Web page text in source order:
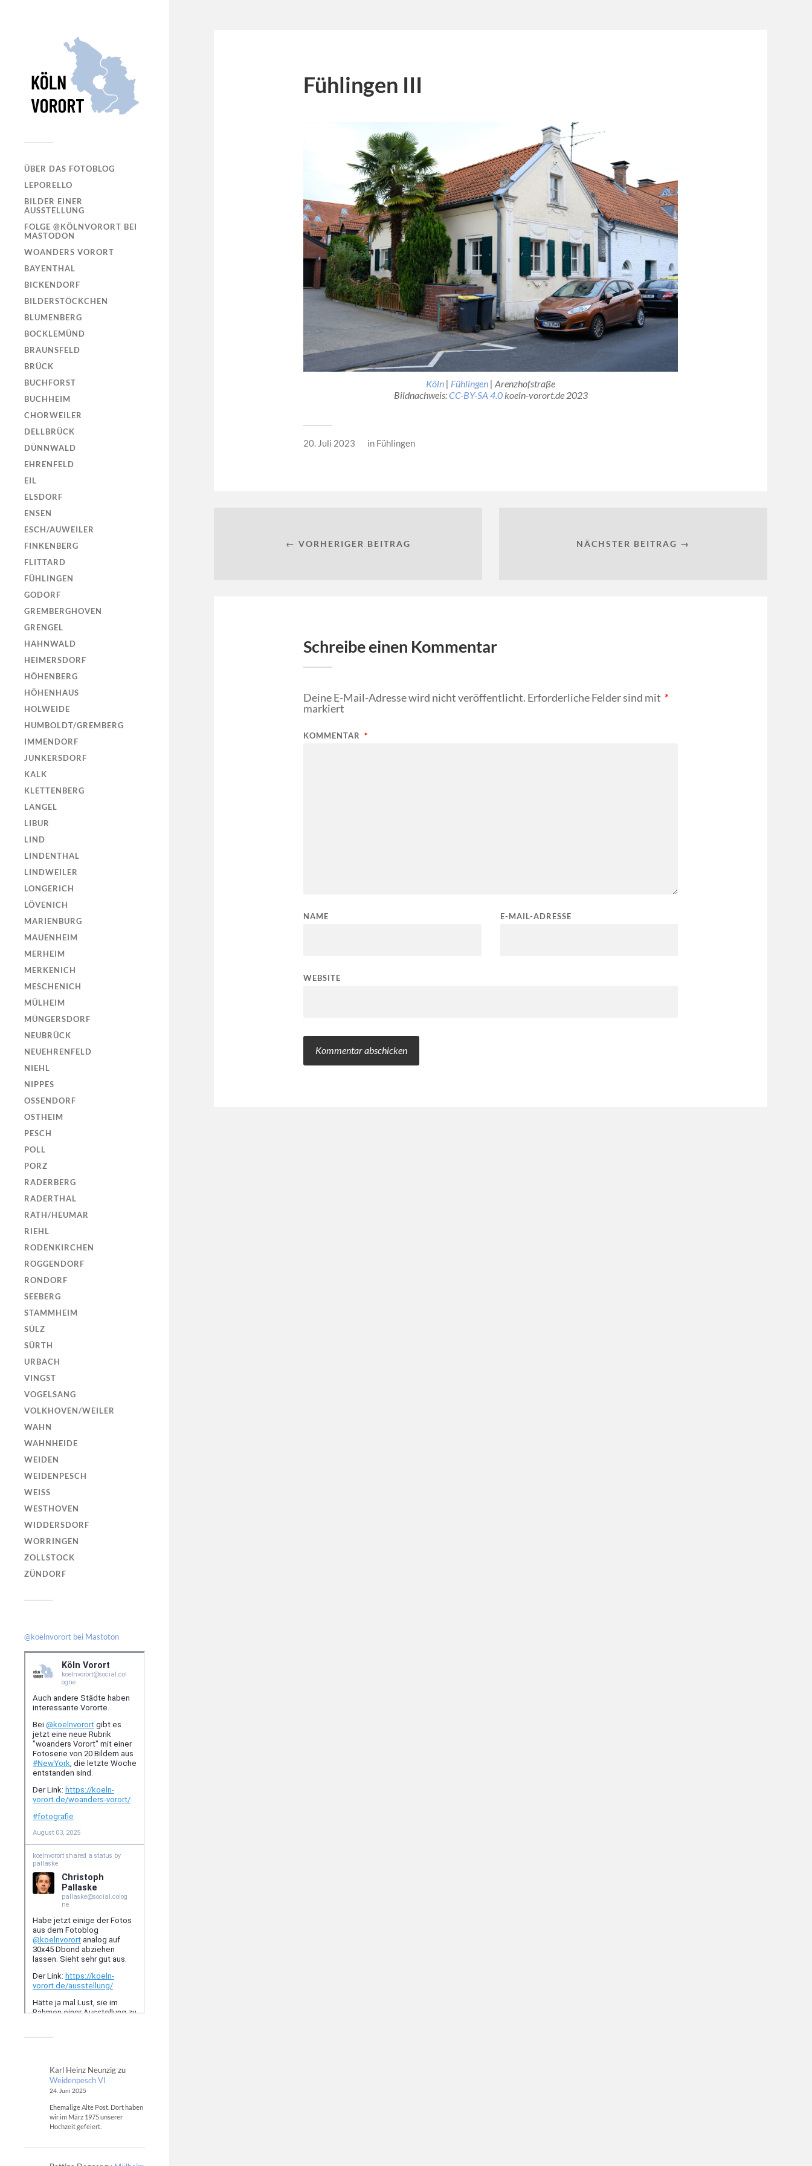
ÜBER DAS FOTOBLOG
LEPORELLO
BILDER EINER
AUSSTELLUNG
FOLGE @KÖLNVORORT BEI
MASTODON
WOANDERS VORORT
BAYENTHAL
BICKENDORF
BILDERSTÖCKCHEN
BLUMENBERG
BOCKLEMÜND
BRAUNSFELD
BRÜCK
BUCHFORST
BUCHHEIM
CHORWEILER
DELLBRÜCK
DÜNNWALD
EHRENFELD
EIL
ELSDORF
ENSEN
ESCH/AUWEILER
FINKENBERG
FLITTARD
FÜHLINGEN
GODORF
GREMBERGHOVEN
GRENGEL
HAHNWALD
HEIMERSDORF
HÖHENBERG
HÖHENHAUS
HOLWEIDE
HUMBOLDT/GREMBERG
IMMENDORF
JUNKERSDORF
KALK
KLETTENBERG
LANGEL
LIBUR
LIND
LINDENTHAL
LINDWEILER
LONGERICH
LÖVENICH
MARIENBURG
MAUENHEIM
MERHEIM
MERKENICH
MESCHENICH
MÜLHEIM
MÜNGERSDORF
NEUBRÜCK
NEUEHRENFELD
NIEHL
NIPPES
OSSENDORF
OSTHEIM
PESCH
POLL
PORZ
RADERBERG
RADERTHAL
RATH/HEUMAR
RIEHL
RODENKIRCHEN
ROGGENDORF
RONDORF
SEEBERG
STAMMHEIM
SÜLZ
SÜRTH
URBACH
VINGST
VOGELSANG
VOLKHOVEN/WEILER
WAHN
WAHNHEIDE
WEIDEN
WEIDENPESCH
WEISS
WESTHOVEN
WIDDERSDORF
WORRINGEN
ZOLLSTOCK
ZÜNDORF
@koelnvorort bei Mastoton
Karl Heinz Neunzigzu
Weidenpesch VI
24. Juni 2025
Ehemalige Alte Post. Dort haben
wir im März 1975 unserer
Hochzeit gefeiert.
Fühlingen III
Köln | Fühlingen | Arenzhofstraße
Bildnachweis:CC-BY-SA 4.0koeln-vorort.de 2023
20. Juli 2023 in Fühlingen
← VORHERIGER BEITRAG NÄCHSTER BEITRAG →
Schreibe einen Kommentar
Deine E-Mail-Adresse wird nicht veröffentlicht. Erforderliche Felder sind mit *
markiert
KOMMENTAR *
NAME E-MAIL-ADRESSE
WEBSITE